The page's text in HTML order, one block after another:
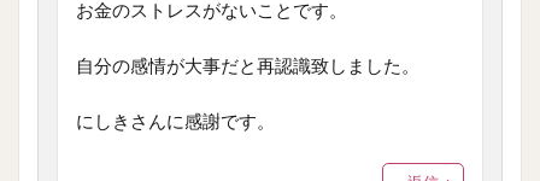
お金のストレスがないことです。
自分の感情が大事だと再認識致しました。
にしきさんに感謝です。